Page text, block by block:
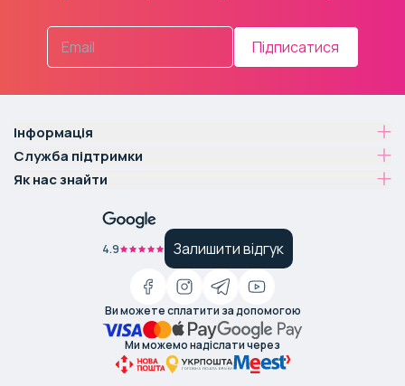
Підписатися
Інформація
Служба підтримки
Як нас знайти
4.9 Залишити відгук
Ви можете сплатити за допомогою
Ми можемо надіслати через